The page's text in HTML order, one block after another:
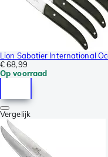
Lion Sabatier International
€ 68,99
Op voorraad
Vergelijk